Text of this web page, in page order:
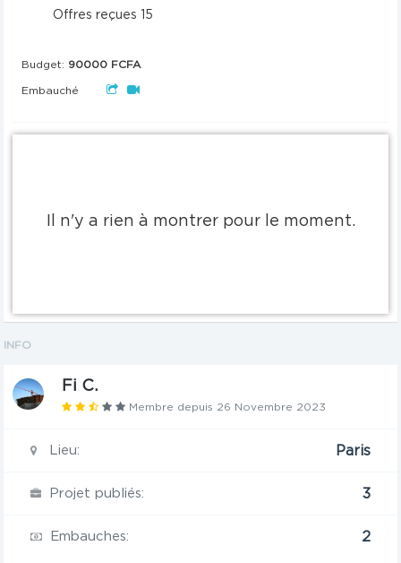
Offres reçues 15
Budget: 90000 FCFA
Embauché
Il n'y a rien à montrer pour le moment.
INFO
Fi C.
Membre depuis 26 Novembre 2023
Lieu: Paris
Projet publiés: 3
Embauches: 2